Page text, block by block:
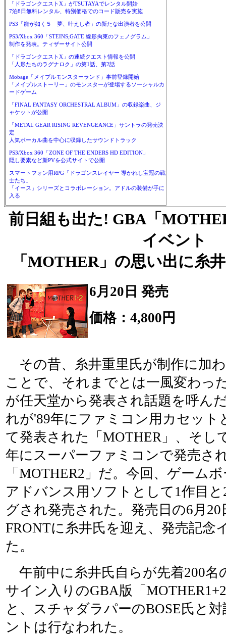
「ドラゴンクエストX」がTSUTAYAでレンタル開始
7泊8日無料レンタル、特別価格でのコード販売を実施
PS3「龍が如く５ 夢、叶えし者」の新たな出演者を公開
PS3/Xbox 360「STEINS;GATE 線形拘束のフェノグラム」
制作を発表。ティザーサイト公開
「ドラゴンクエストX」の連続クエスト情報を公開
「人形たちのラグナロク」の第1話、第2話
Mobage「メイプルモンスターランド」事前登録開始
「メイプルストーリー」のモンスターが登場するソーシャルカ
ードゲーム
「FINAL FANTASY ORCHESTRAL ALBUM」の収録楽曲、ジ
ャケットが公開
「METAL GEAR RISING REVENGEANCE」サントラの発売決
定
人気ボーカル曲を中心に収録したサウンドトラック
PS3/Xbox 360「ZONE OF THE ENDERS HD EDITION」
隠し要素など新PVを公式サイトで公開
スマートフォン用RPG「ドラゴンスレイヤー 導かれし宝冠の戦
士たち」
「イース」シリーズとコラボレーション。アドルの装備が手に
入る
前日組も出た! GBA「
イベント
「MOTHER」の思い出に糸
6月20日 発売
価格：4,800円
その昔、糸井重里氏が制作に加
ことで、それまでとは一風変わっ
が任天堂から発表され話題を呼ん
れが'89年にファミコン用カセット
て発表された「MOTHER」、そし
年にスーパーファミコンで発売さ
「MOTHER2」だ。今回、ゲーム
アドバンス用ソフトとして1作目
グされ発売された。発売日の6月
FRONTに糸井氏を迎え、発売記念
た。
午前中に糸井氏自らが先着200名
サイン入りのGBA版「
と、スチャダラパーのBOSE氏と
ントは行なわれた。